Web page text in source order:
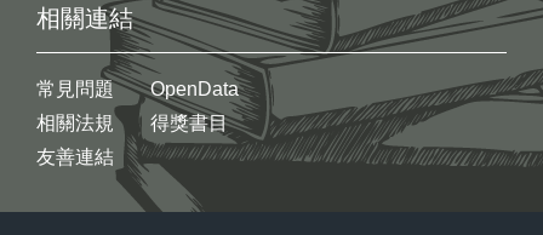
相關連結
常見問題
相關法規
友善連結
OpenData
得獎書目